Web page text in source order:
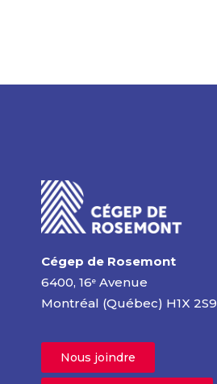
Cégep de Rosemont
6400, 16e Avenue
Montréal (Québec) H1X 2S9
Nous joindre